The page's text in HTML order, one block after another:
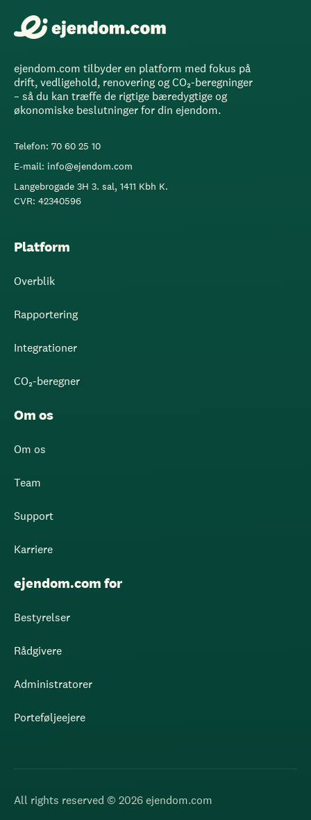
ejendom.com tilbyder en platform med fokus på
drift, vedligehold, renovering og CO₂-beregninger
– så du kan træffe de rigtige bæredygtige og
økonomiske beslutninger for din ejendom.
Telefon: 70 60 25 10
E-mail: info@ejendom.com
Langebrogade 3H 3. sal, 1411 Kbh K.
CVR: 42340596
Platform
Overblik
Rapportering
Integrationer
CO₂-beregner
Om os
Om os
Team
Support
Karriere
ejendom.com for
Bestyrelser
Rådgivere
Administratorer
Porteføljeejere
All rights reserved © 2026 ejendom.com